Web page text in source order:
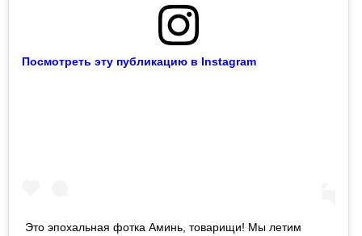
Посмотреть эту публикацию в Instagram
Это эпохальная фотка Аминь, товарищи! Мы летим